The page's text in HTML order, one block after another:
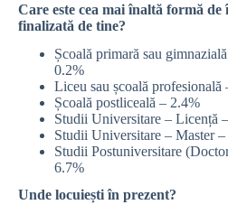
Care este cea mai înaltă formă de
finalizată de tine?
Școală primară sau
0.2%
Liceu sau școală profesională
Școală postliceală – 2.4%
Studii Universitare – Licență
Studii Universitare – Master
Studii Postuniversitare
6.7%
Unde locuiești în prezent?